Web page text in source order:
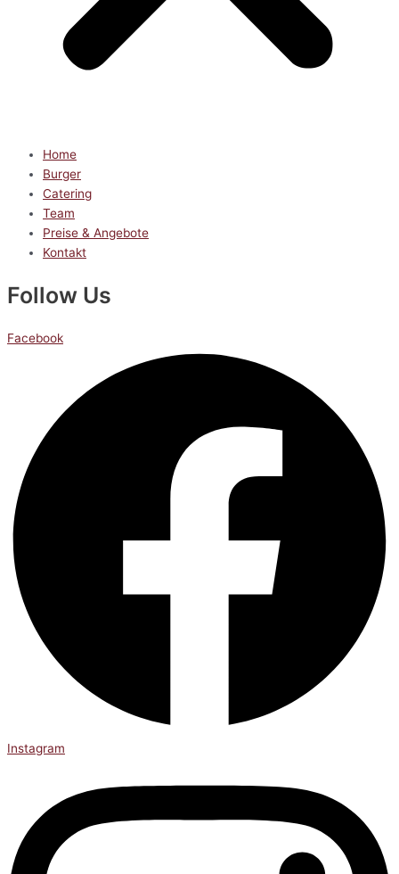
Home
Burger
Catering
Team
Preise & Angebote
Kontakt
Follow Us
Facebook
Instagram